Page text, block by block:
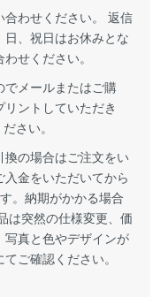
わせください。 返信
、祝日はお休みとな
せください。
メールまたはご購
ントしていただき
さい。
の場合はご注文をい
金をいただいてから
。納期がかかる場合
は突然の仕様変更、価
真と色やデザインが
ご確認ください。